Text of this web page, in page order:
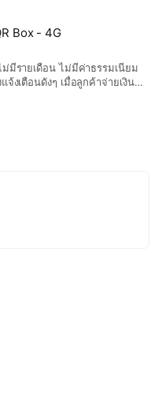
เทศ ที่ร้านยังคงมีเสียงเงินเข้าให้
ผ่านไวไฟ 2.4G
Box - 4G
มีรายเดือน ไม่มีค่าธรรมเนียม
จ้งเตือนดังๆ เมื่อลูกค้าจ่ายเงิน